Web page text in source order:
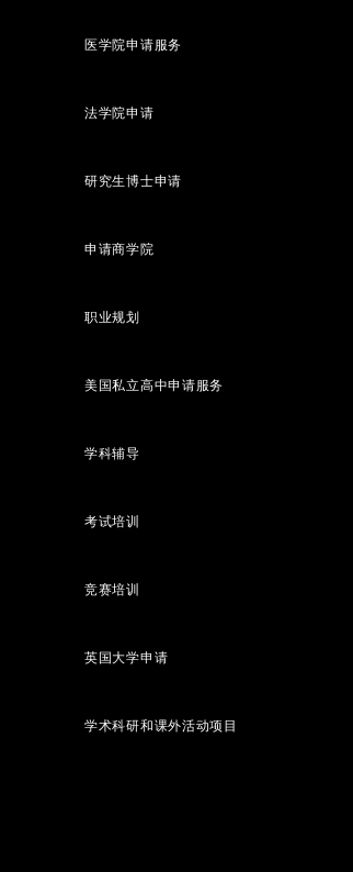
医学院申请服务
法学院申请
研究生博士申请
申请商学院
职业规划
美国私立高中申请服务
学科辅导
考试培训
竞赛培训
英国大学申请
学术科研和课外活动项目